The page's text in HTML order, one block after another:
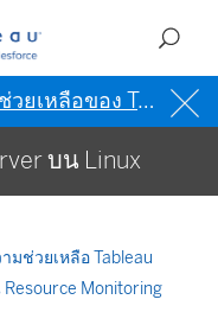
Tableau เป็นภาษาอังกฤษ (สหรัฐอเมริกา)
บน Linux
มช่วยเหลือ Tableau
Resource Monitoring